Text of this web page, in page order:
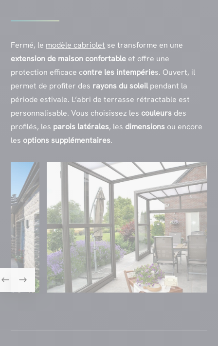
Fermé, le modèle cabriolet se transforme en une
extension de maison confortable et offre une
protection efficace contre les intempéries. Ouvert, il
permet de profiter des rayons du soleilpendant la
période estivale. L’abri de terrasse rétractable est
personnalisable. Vous choisissez les couleurs des
profilés, les parois latérales, les dimensions ou encore
les options supplémentaires.